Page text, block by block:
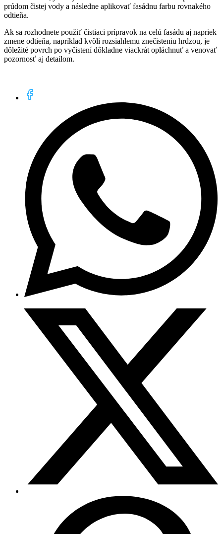
prúdom čistej vody a následne aplikovať fasádnu farbu rovnakého
odtieňa.
Ak sa rozhodnete použiť čistiaci prípravok na celú fasádu aj napriek
zmene odtieňa, napríklad kvôli rozsiahlemu znečisteniu hrdzou, je
dôležité povrch po vyčistení dôkladne viackrát opláchnuť a venovať
pozornosť aj detailom.